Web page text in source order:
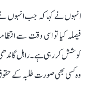
انہوں نے کہا کہ جب انہوں
فیصلہ کیا تو اسی وقت سے
کوشش کر رہی ہے۔ راہل
وہ کسی بھی صورت طلبہ کے